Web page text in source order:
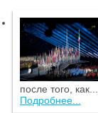
после того, как...
Подробнее...